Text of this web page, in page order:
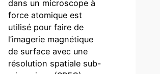
dans un microscope à
force atomique est
utilisé pour faire de
l’imagerie magnétique
de surface avec une
résolution spatiale sub-